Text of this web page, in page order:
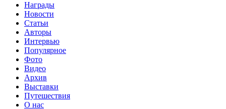
Награды
Новости
Статьи
Авторы
Интервью
Популярное
Фото
Видео
Архив
Выставки
Путешествия
О нас